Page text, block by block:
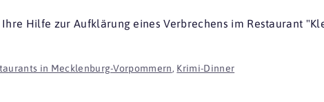
Hilfe zur Aufklärung eines Verbrechens im Restaurant
in Mecklenburg-Vorpommern, Krimi-Dinner